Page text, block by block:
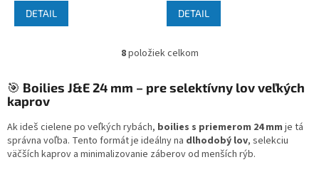
DETAIL
DETAIL
O
l
a
c
i
8položiek celkom
🎯 Boilies J&E 24 mm – pre selektívny lov veľkých
kaprov
Ak ideš cielene po veľkých rybách, boilies s priemerom 24 mm je tá
správna voľba. Tento formát je ideálny na dlhodobý lov, selekciu
väčších kaprov a minimalizovanie záberov od menších rýb.